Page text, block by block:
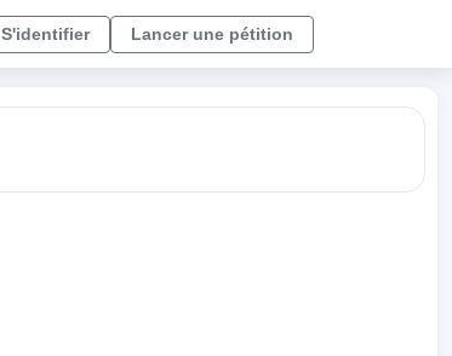
S'identifier Lancer une pétition